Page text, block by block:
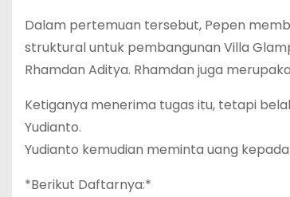
Dalam pertemuan tersebut, Pepen
struktural untuk pembangunan Villa
Rhamdan Aditya. Rhamdan juga
Ketiganya menerima tugas itu, tetapi
Yudianto.
Yudianto kemudian meminta uang
*Berikut Daftarnya:*